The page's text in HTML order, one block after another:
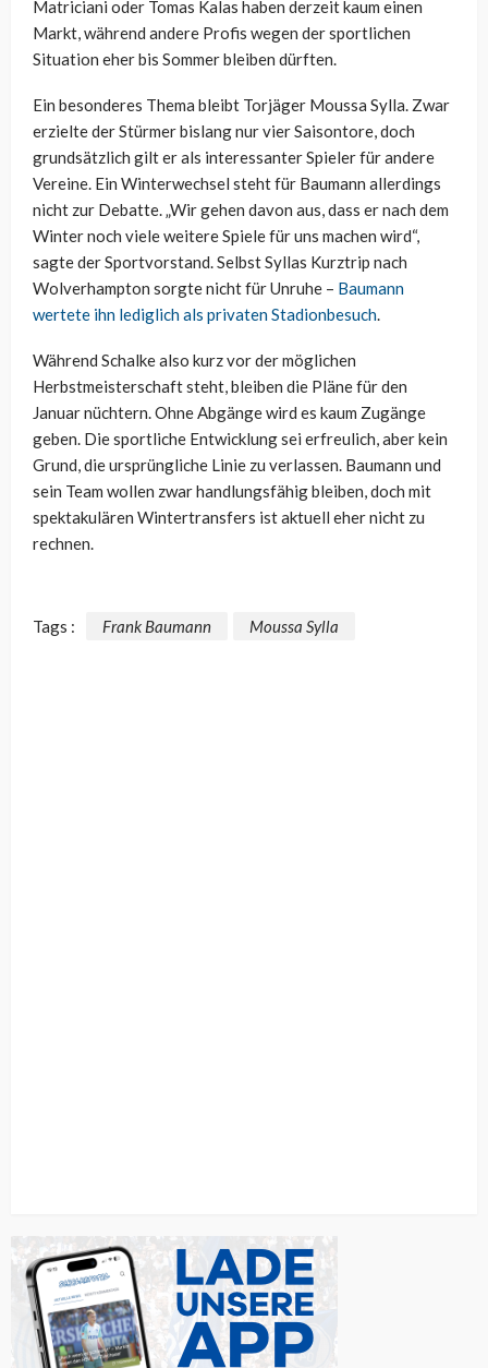
Matriciani oder Tomas Kalas haben derzeit kaum einen
Markt, während andere Profis wegen der sportlichen
Situation eher bis Sommer bleiben dürften.
Ein besonderes Thema bleibt Torjäger Moussa Sylla. Zwar
erzielte der Stürmer bislang nur vier Saisontore, doch
grundsätzlich gilt er als interessanter Spieler für andere
Vereine. Ein Winterwechsel steht für Baumann allerdings
nicht zur Debatte. „Wir gehen davon aus, dass er nach dem
Winter noch viele weitere Spiele für uns machen wird“,
sagte der Sportvorstand. Selbst Syllas Kurztrip nach
Wolverhampton sorgte nicht für Unruhe – Baumann
wertete ihn lediglich als privaten Stadionbesuch.
Während Schalke also kurz vor der möglichen
Herbstmeisterschaft steht, bleiben die Pläne für den
Januar nüchtern. Ohne Abgänge wird es kaum Zugänge
geben. Die sportliche Entwicklung sei erfreulich, aber kein
Grund, die ursprüngliche Linie zu verlassen. Baumann und
sein Team wollen zwar handlungsfähig bleiben, doch mit
spektakulären Wintertransfers ist aktuell eher nicht zu
rechnen.
Tags : Frank Baumann Moussa Sylla